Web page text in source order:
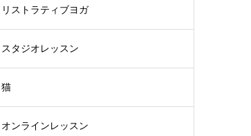
リストラティブヨガ
スタジオレッスン
猫
オンラインレッスン